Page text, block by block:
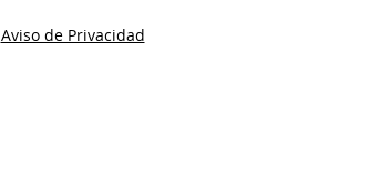
Aviso de Privacidad